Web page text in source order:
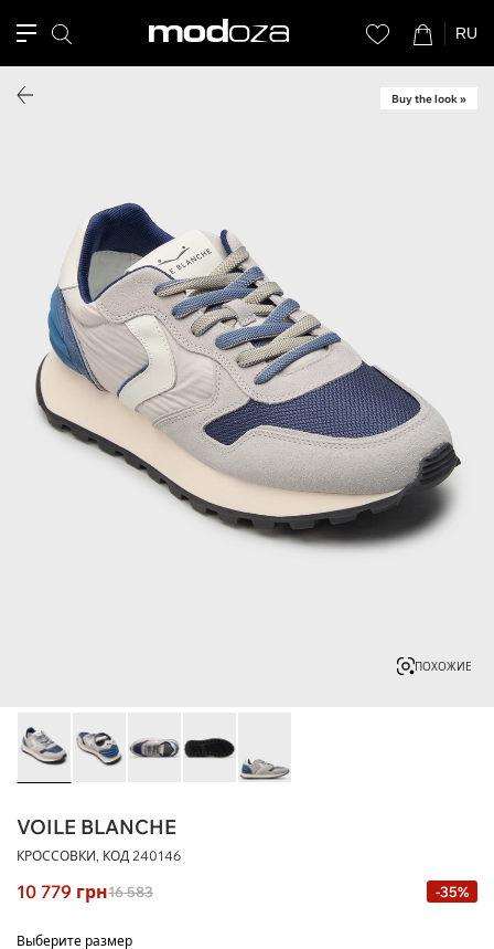
RU
Buy the look »
ПОХОЖИЕ
VOILE BLANCHE
КРОССОВКИ, КОД 240146
10 779 грн16 583 -35%
Выберите размер